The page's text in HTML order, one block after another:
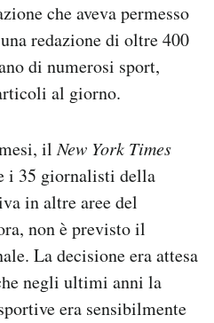
che aveva permesso
redazione di oltre 400
di numerosi sport,
al giorno.
ilNew York Times
i 35 giornalisti della
in altre aree del
non è previsto il
La decisione era attesa
negli ultimi anni la
era sensibilmente